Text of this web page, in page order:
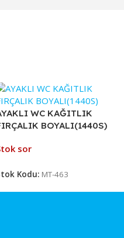
WC KAĞITLIK
BOYALI(1440S)
sor
Kodu: MT-463